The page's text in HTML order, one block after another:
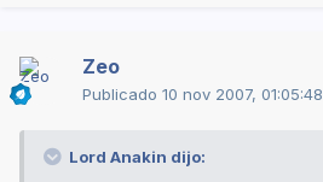
Zeo
Publicado 10 nov 2007, 01:05:48
Lord Anakin dijo: